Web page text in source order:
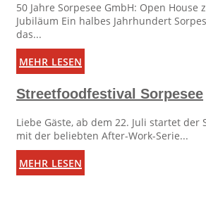
50 Jahre Sorpesee GmbH: Open House
Jubiläum Ein halbes Jahrhundert
das...
mehr lesen
Streetfoodfestival Sorpesee
Liebe Gäste, ab dem 22. Juli startet der
mit der beliebten After-Work-Serie...
mehr lesen